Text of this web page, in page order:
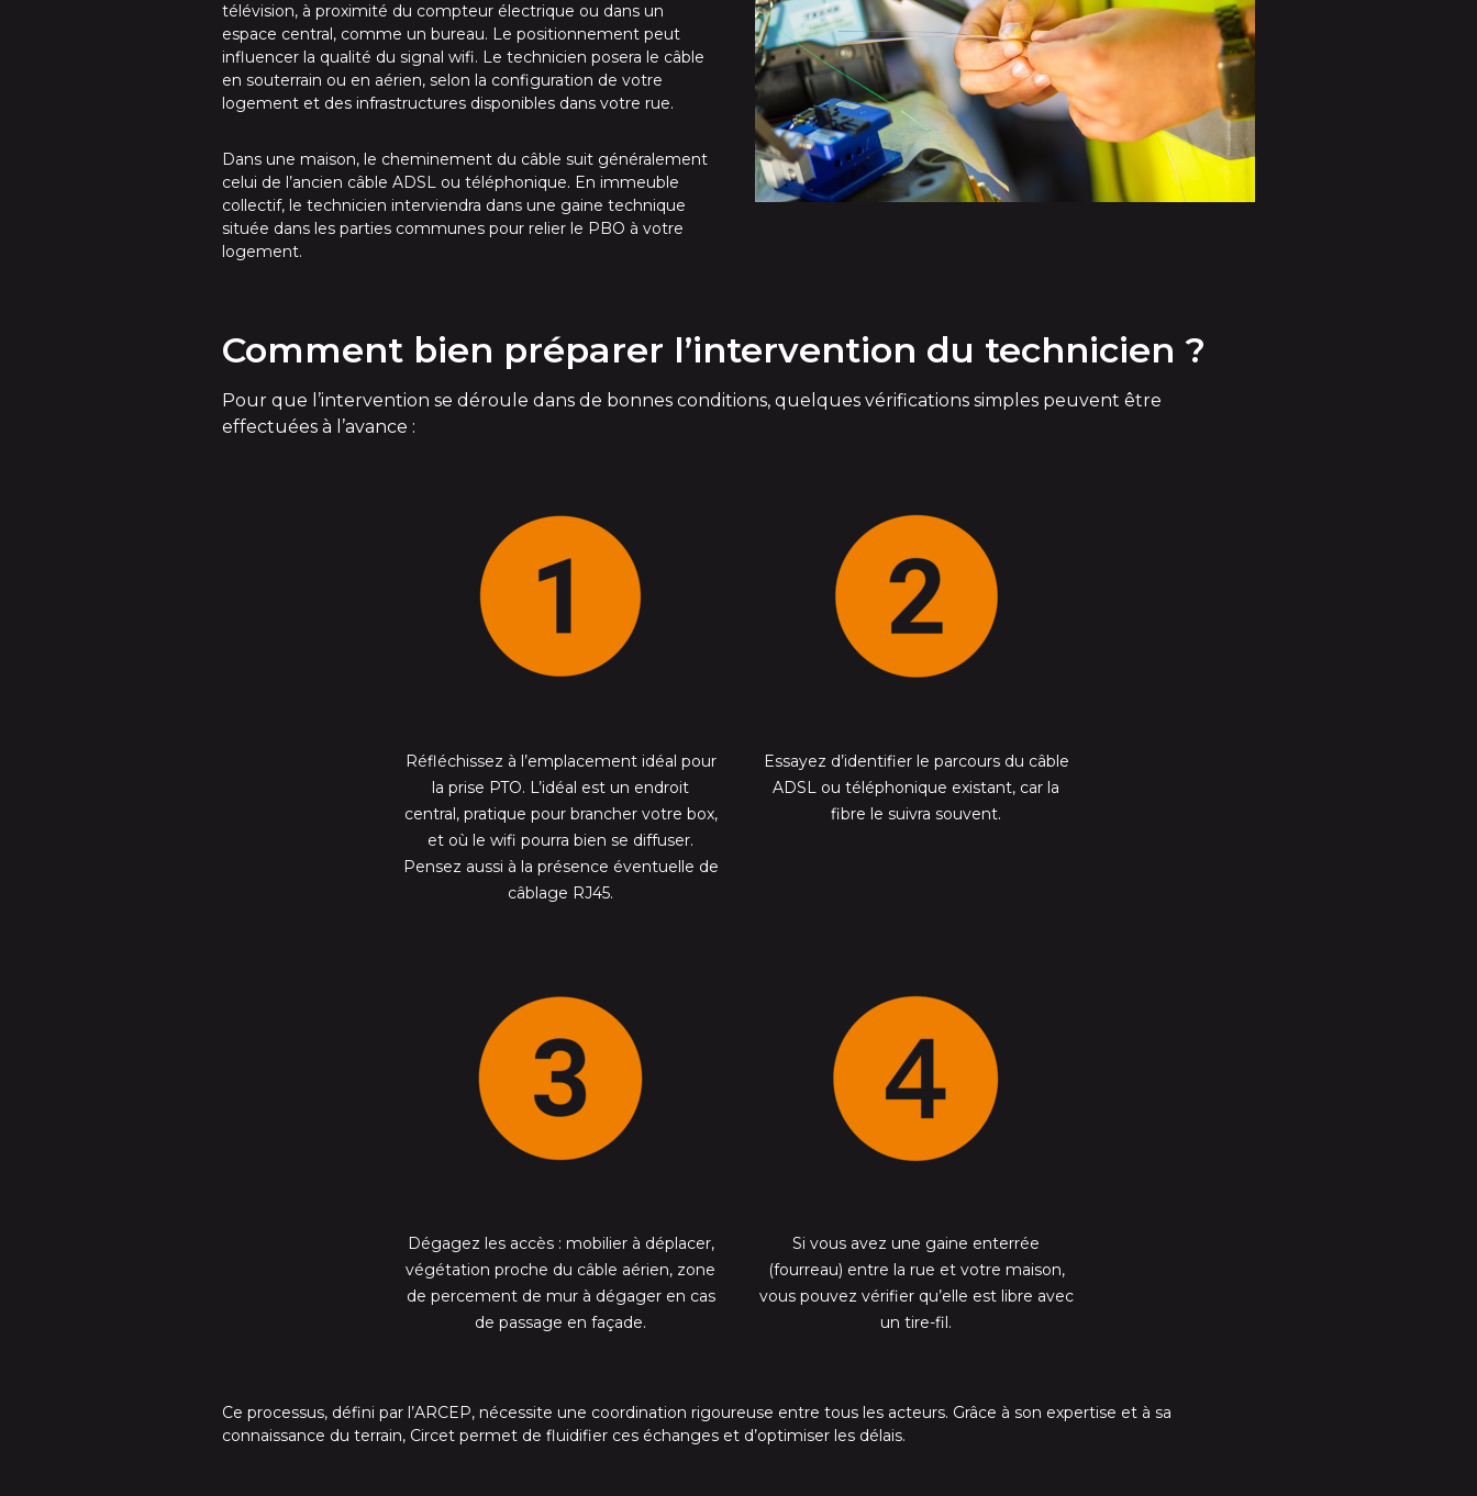
télévision, à proximité du compteur électrique ou dans un
espace central, comme un bureau. Le positionnement peut
influencer la qualité du signal wifi. Le technicien posera le câble
en souterrain ou en aérien, selon la configuration de votre
logement et des infrastructures disponibles dans votre rue.
Dans une maison, le cheminement du câble suit généralement
celui de l’ancien câble ADSL ou téléphonique. En immeuble
collectif, le technicien interviendra dans une gaine technique
située dans les parties communes pour relier le PBO à votre
logement.
Comment bien préparer l’intervention du technicien ?
Pour que l’intervention se déroule dans de bonnes conditions, quelques vérifications simples peuvent être
effectuées à l’avance :
Réfléchissez à l’emplacement idéal pour
la prise PTO. L’idéal est un endroit
central, pratique pour brancher votre box,
et où le wifi pourra bien se diffuser.
Pensez aussi à la présence éventuelle de
câblage RJ45.
Essayez d’identifier le parcours du câble
ADSL ou téléphonique existant, car la
fibre le suivra souvent.
Dégagez les accès : mobilier à déplacer,
végétation proche du câble aérien, zone
de percement de mur à dégager en cas
de passage en façade.
Si vous avez une gaine enterrée
(fourreau) entre la rue et votre maison,
vous pouvez vérifier qu’elle est libre avec
un tire-fil.
Ce processus, défini par l’ARCEP, nécessite une coordination rigoureuse entre tous les acteurs. Grâce à son expertise et à sa
connaissance du terrain, Circet permet de fluidifier ces échanges et d’optimiser les délais.